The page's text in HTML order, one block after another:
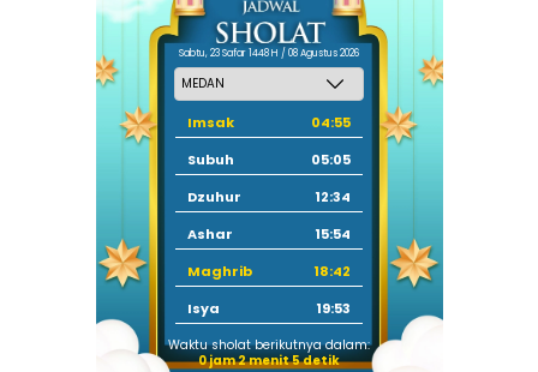
Sabtu, 23 Safar 1448 H / 08 Agustus 2026
Imsak
04:55
Subuh
05:05
Dzuhur
12:34
Ashar
15:54
Maghrib
18:42
Isya
19:53
Waktu sholat berikutnya dalam:
0 jam 2 menit 4 detik